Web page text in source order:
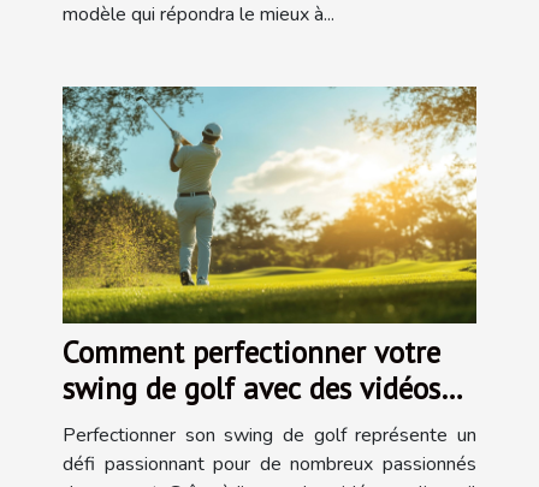
modèle qui répondra le mieux à...
Comment perfectionner votre
swing de golf avec des vidéos
en ligne
Perfectionner son swing de golf représente un
défi passionnant pour de nombreux passionnés